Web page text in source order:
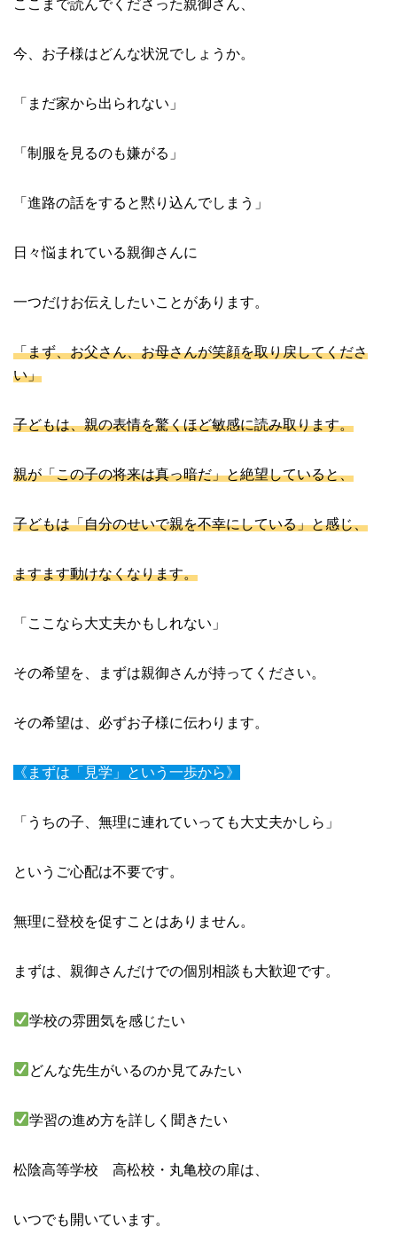
ここまで読んでくださった親御さん、
今、お子様はどんな状況でしょうか。
「まだ家から出られない」
「制服を見るのも嫌がる」
「進路の話をすると黙り込んでしまう」
日々悩まれている親御さんに
一つだけお伝えしたいことがあります。
「まず、お父さん、お母さんが笑顔を取り戻してくださ
い」
子どもは、親の表情を驚くほど敏感に読み取ります。
親が「この子の将来は真っ暗だ」と絶望していると、
子どもは「自分のせいで親を不幸にしている」と感じ、
ますます動けなくなります。
「ここなら大丈夫かもしれない」
その希望を、まずは親御さんが持ってください。
その希望は、必ずお子様に伝わります。
《まずは「見学」という一歩から》
「うちの子、無理に連れていっても大丈夫かしら」
というご心配は不要です。
無理に登校を促すことはありません。
まずは、親御さんだけでの個別相談も大歓迎です。
学校の雰囲気を感じたい
どんな先生がいるのか見てみたい
学習の進め方を詳しく聞きたい
松陰高等学校 高松校・丸亀校の扉は、
いつでも開いています。